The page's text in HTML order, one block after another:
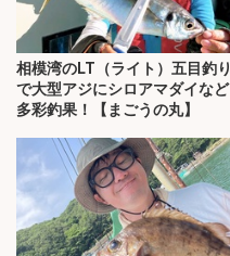
相模湾のLT（ライト）五目釣り
で大型アジにシロアマダイなど
多彩釣果！【まごうの丸】